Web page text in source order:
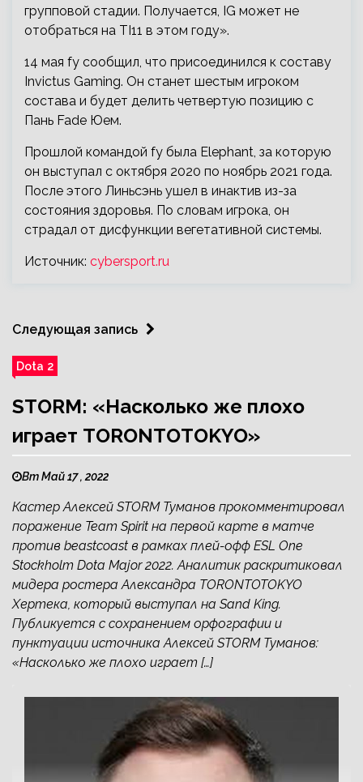
групповой стадии. Получается, IG может не
отобраться на TI11 в этом году».
14 мая fy сообщил, что присоединился к составу
Invictus Gaming. Он станет шестым игроком
состава и будет делить четвертую позицию с
Пань Fade Юем.
Прошлой командой fy была Elephant, за которую
он выступал с октября 2020 по ноябрь 2021 года.
После этого Линьсэнь ушел в инактив из-за
состояния здоровья. По словам игрока, он
страдал от дисфункции вегетативной системы.
Источник: cybersport.ru
Следующая запись
Dota 2
STORM: «Насколько же плохо
играет TORONTOTOKYO»
Вт Май 17 , 2022
Кастер Алексей STORM Туманов прокомментировал
поражение Team Spirit на первой карте в матче
против beastcoast в рамках плей-офф ESL One
Stockholm Dota Major 2022. Аналитик раскритиковал
мидера ростера Александра TORONTOTOKYO
Хертека, который выступал на Sand King.
Публикуется с сохранением орфографии и
пунктуации источника Алексей STORM Туманов:
«Насколько же плохо играет […]